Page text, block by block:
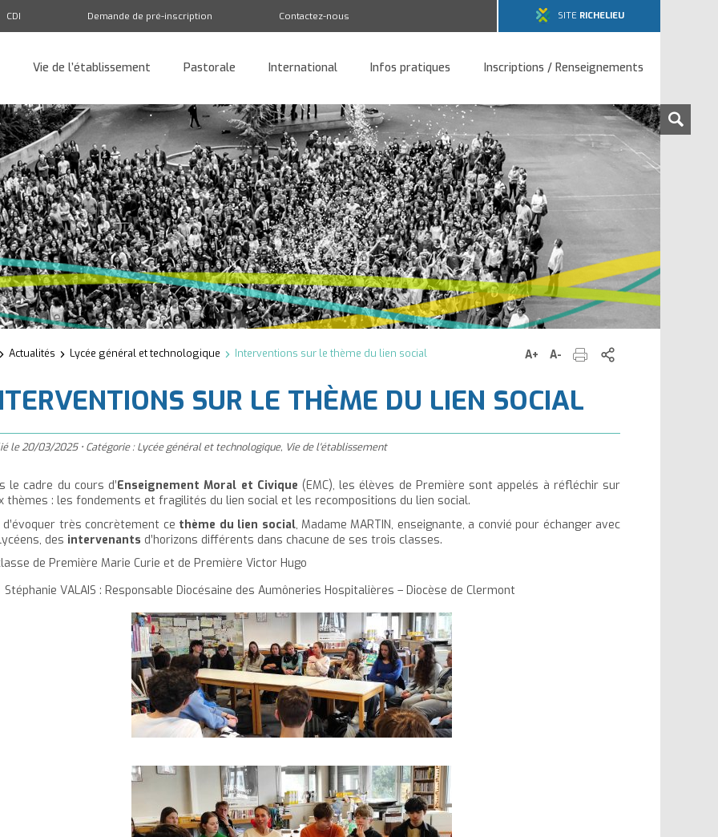
Vie de l’établissement Pastorale International Infos pratiques Inscriptions / Renseignements
CDI Demande de pré-inscription Contactez-nous SITE RICHELIEU
Actualités Lycée général et technologique Interventions sur le thème du lien social A+ Augmenter
taille
du
texte
A- Diminuer
taille
du
texte
Imprimer
SUR LE THÈME DU LIEN SOCIAL
le20/03/2025 • Catégorie :Lycée général et technologique, Vie de l'établissement
le cadre du cours d’Enseignement Moral et Civique (EMC), les élèves de Première sont appelés à réfléchir sur
thèmes : les fondements et fragilités du lien social et les recompositions du lien social.
d’évoquer très concrètement ce thème du lien social, Madame MARTIN, enseignante, a convié pour échanger avec
des intervenants d’horizons différents dans chacune de ses trois classes.
de Première Marie Curie et de Première Victor Hugo
Stéphanie VALAIS : Responsable Diocésaine des Aumôneries Hospitalières – Diocèse de Clermont